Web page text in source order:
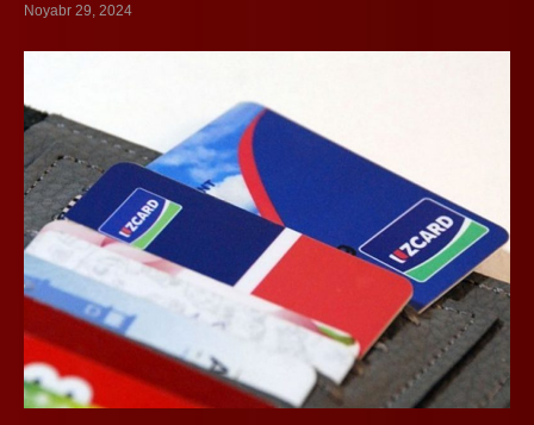
Noyabr 29, 2024